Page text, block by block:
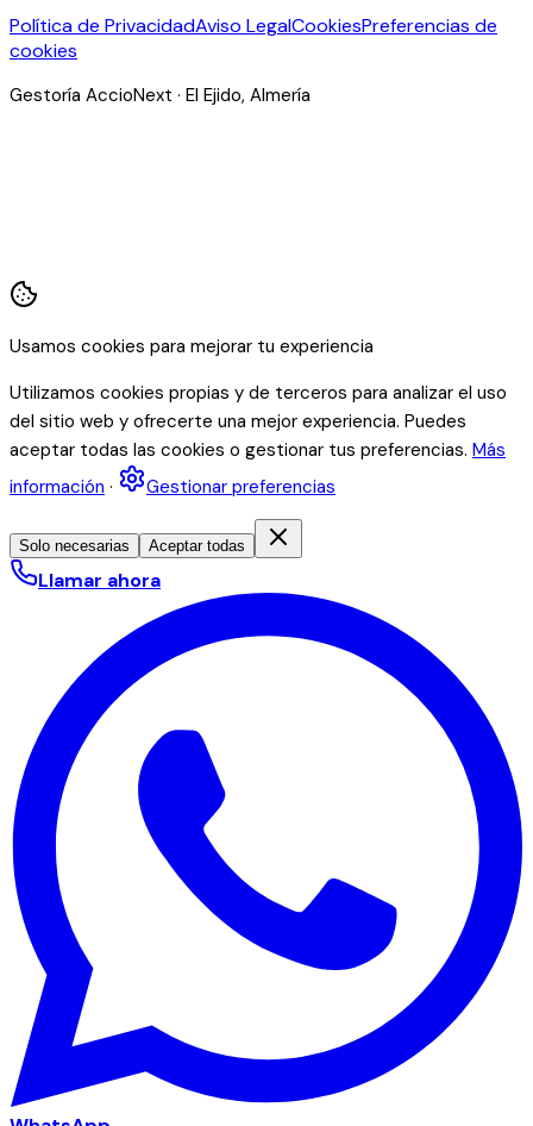
Política de PrivacidadAviso LegalCookiesPreferencias de
cookies
Gestoría AccioNext · El Ejido, Almería
Usamos cookies para mejorar tu experiencia
Utilizamos cookies propias y de terceros para analizar el uso
del sitio web y ofrecerte una mejor experiencia. Puedes
aceptar todas las cookies o gestionar tus preferencias. Más
información · Gestionar preferencias
Solo necesarias Aceptar todas
Llamar ahora